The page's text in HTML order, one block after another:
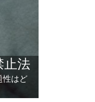
止法
性はど